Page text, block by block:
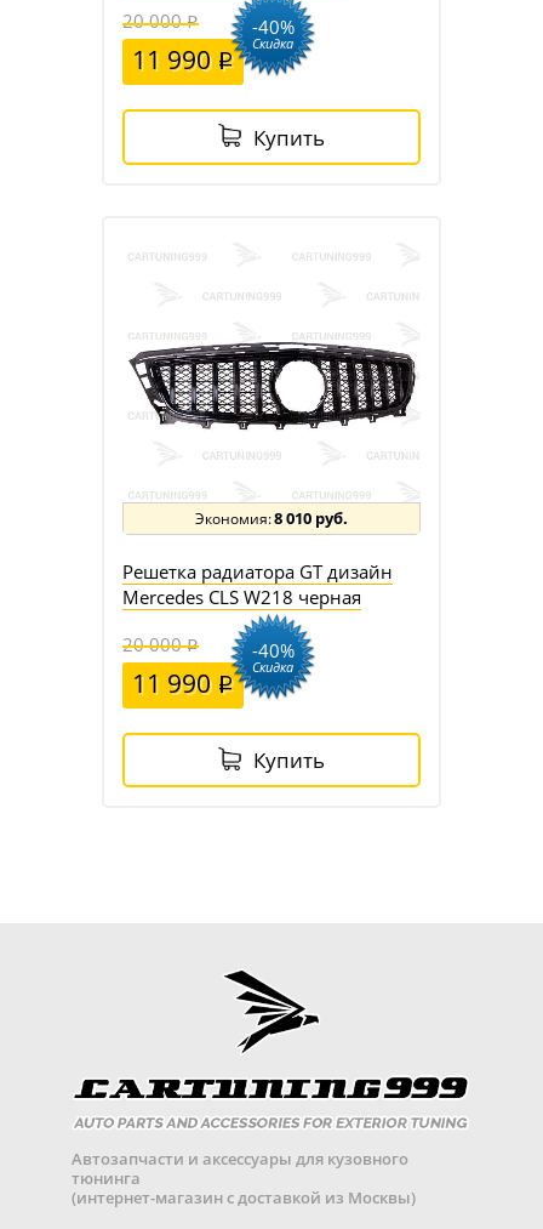
20 000
11 990
-40%
Скидка
Купить
8 010 руб.
Решетка радиатора GT дизайн
Mercedes CLS W218 черная
20 000
11 990
-40%
Скидка
Купить
Автозапчасти и аксессуары для кузовного
тюнинга
(интернет-магазин с доставкой из Москвы)